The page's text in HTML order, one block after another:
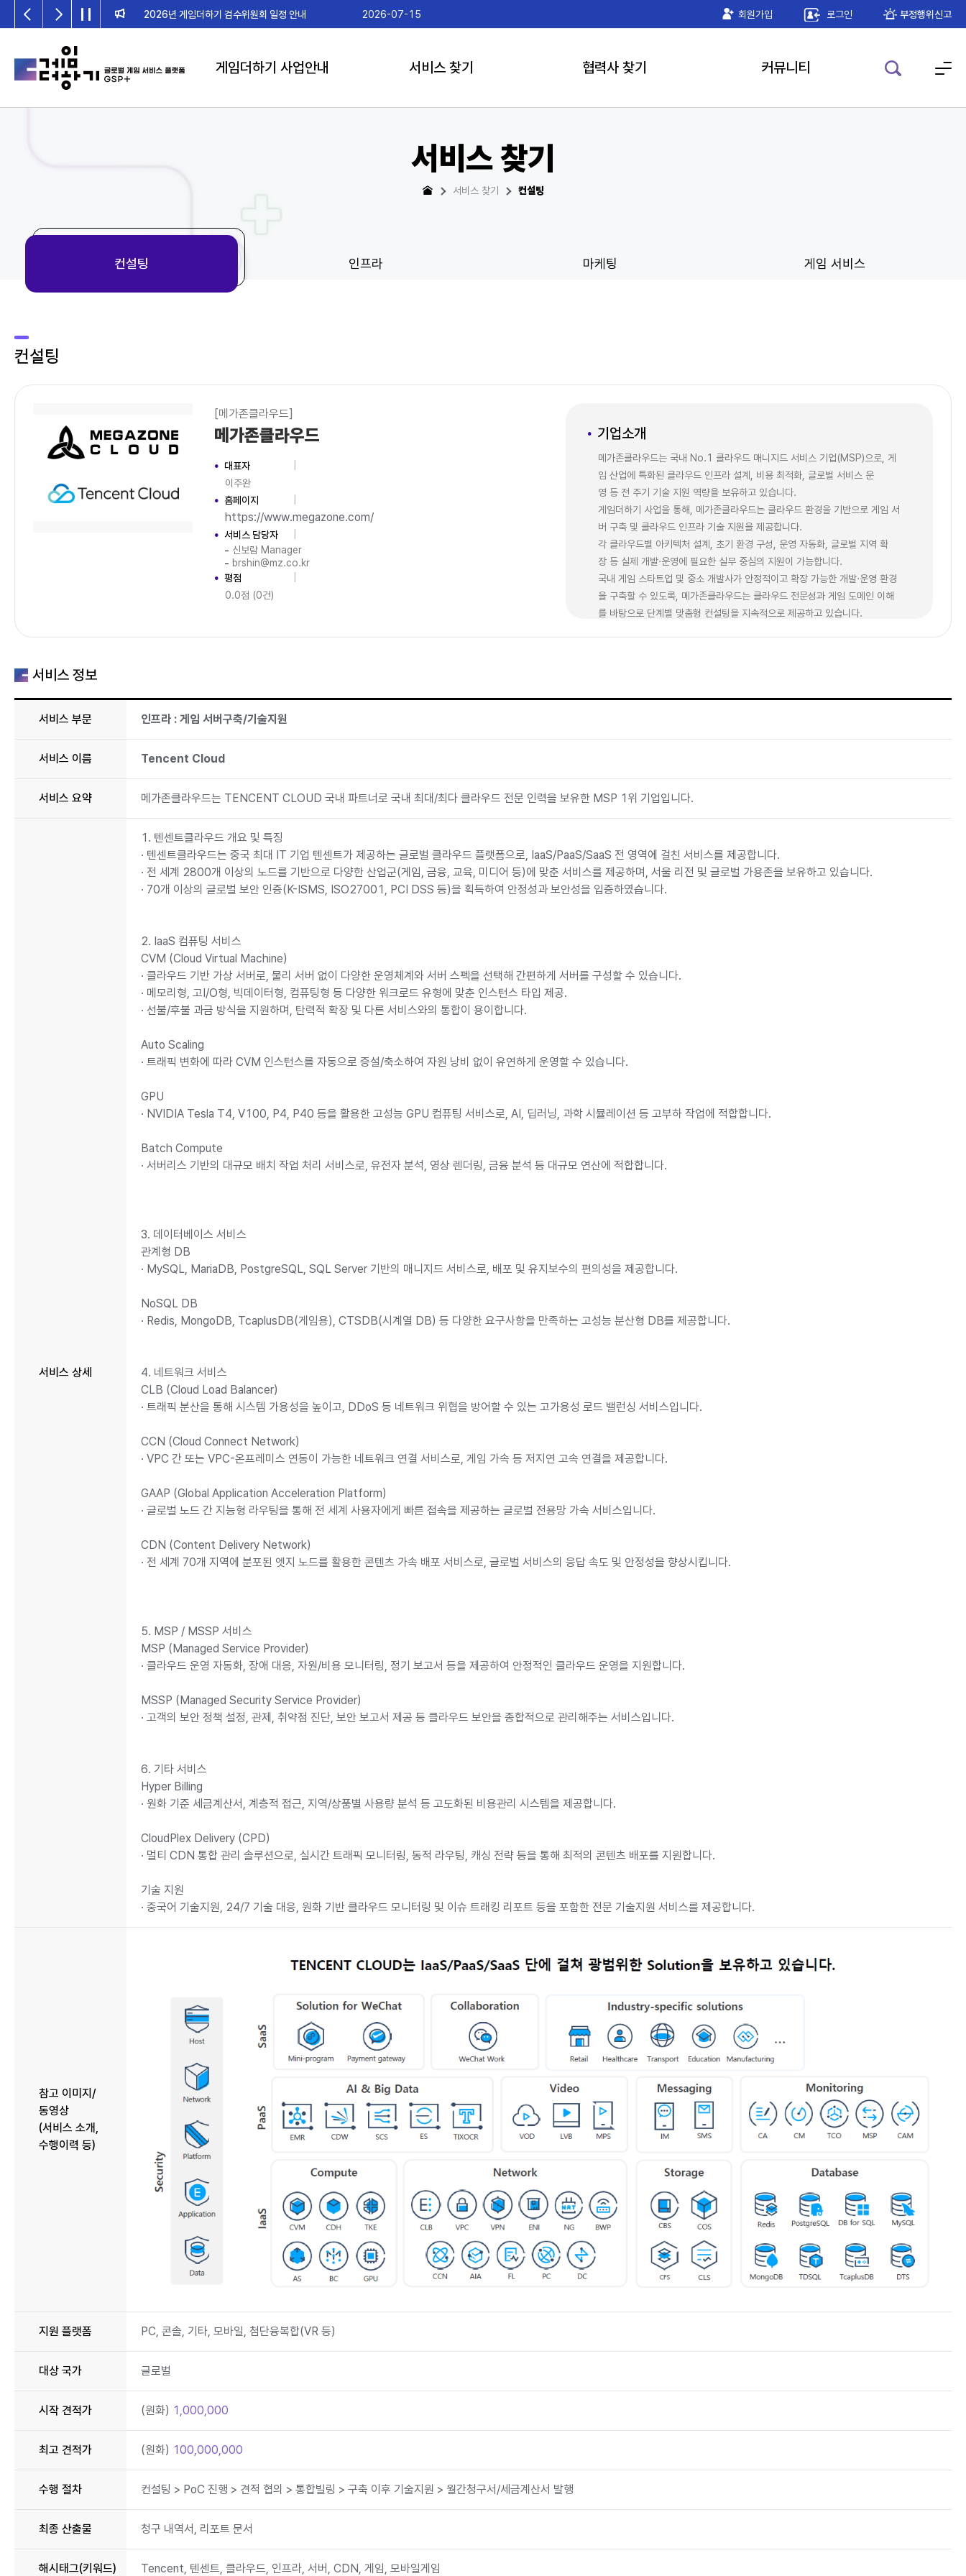
2026년 게임더하기 검수위원회 일정 안내 2026-07-15 게임더하기 공인인증 모듈 안내 2026-05-22
회원가입 로그인 부정행위신고
게임더하기 사업안내 서비스 찾기 협력사 찾기 커뮤니티
서비스 찾기
서비스 찾기 컨설팅
컨설팅 인프라 마케팅 게임 서비스
컨설팅
[메가존클라우드]
메가존클라우드
대표자
이주완
홈페이지
https://www.megazone.com/
서비스 담당자
신보람 Manager
brshin@mz.co.kr
평점
0.0점 (0건)
기업소개
메가존클라우드는 국내 No.1 클라우드 매니지드 서비스 기업(MSP)으로, 게
임 산업에 특화된 클라우드 인프라 설계, 비용 최적화, 글로벌 서비스 운
영 등 전 주기 기술 지원 역량을 보유하고 있습니다.
게임더하기 사업을 통해, 메가존클라우드는 클라우드 환경을 기반으로 게임 서
버 구축 및 클라우드 인프라 기술 지원을 제공합니다.
각 클라우드별 아키텍처 설계, 초기 환경 구성, 운영 자동화, 글로벌 지역 확
장 등 실제 개발·운영에 필요한 실무 중심의 지원이 가능합니다.
국내 게임 스타트업 및 중소 개발사가 안정적이고 확장 가능한 개발·운영 환경
을 구축할 수 있도록, 메가존클라우드는 클라우드 전문성과 게임 도메인 이해
를 바탕으로 단계별 맞춤형 컨설팅을 지속적으로 제공하고 있습니다.
서비스 정보
서비스 부문 인프라 : 게임 서버구축/기술지원
서비스 이름 Tencent Cloud
서비스 요약 메가존클라우드는 TENCENT CLOUD 국내 파트너로 국내 최대/최다 클라우드 전문 인력을 보유한 MSP 1위 기업입니다.
서비스 상세
1. 텐센트클라우드 개요 및 특징
· 텐센트클라우드는 중국 최대 IT 기업 텐센트가 제공하는 글로벌 클라우드 플랫폼으로, IaaS/PaaS/SaaS 전 영역에 걸친 서비스를 제공합니다.
· 전 세계 2800개 이상의 노드를 기반으로 다양한 산업군(게임, 금융, 교육, 미디어 등)에 맞춘 서비스를 제공하며, 서울 리전 및 글로벌 가용존을 보유하고 있습니다.
· 70개 이상의 글로벌 보안 인증(K-ISMS, ISO27001, PCI DSS 등)을 획득하여 안정성과 보안성을 입증하였습니다.
2. IaaS 컴퓨팅 서비스
CVM (Cloud Virtual Machine)
· 클라우드 기반 가상 서버로, 물리 서버 없이 다양한 운영체계와 서버 스펙을 선택해 간편하게 서버를 구성할 수 있습니다.
· 메모리형, 고I/O형, 빅데이터형, 컴퓨팅형 등 다양한 워크로드 유형에 맞춘 인스턴스 타입 제공.
· 선불/후불 과금 방식을 지원하며, 탄력적 확장 및 다른 서비스와의 통합이 용이합니다.
Auto Scaling
· 트래픽 변화에 따라 CVM 인스턴스를 자동으로 증설/축소하여 자원 낭비 없이 유연하게 운영할 수 있습니다.
GPU
· NVIDIA Tesla T4, V100, P4, P40 등을 활용한 고성능 GPU 컴퓨팅 서비스로, AI, 딥러닝, 과학 시뮬레이션 등 고부하 작업에 적합합니다.
Batch Compute
· 서버리스 기반의 대규모 배치 작업 처리 서비스로, 유전자 분석, 영상 렌더링, 금융 분석 등 대규모 연산에 적합합니다.
3. 데이터베이스 서비스
관계형 DB
· MySQL, MariaDB, PostgreSQL, SQL Server 기반의 매니지드 서비스로, 배포 및 유지보수의 편의성을 제공합니다.
NoSQL DB
· Redis, MongoDB, TcaplusDB(게임용), CTSDB(시계열 DB) 등 다양한 요구사항을 만족하는 고성능 분산형 DB를 제공합니다.
4. 네트워크 서비스
CLB (Cloud Load Balancer)
· 트래픽 분산을 통해 시스템 가용성을 높이고, DDoS 등 네트워크 위협을 방어할 수 있는 고가용성 로드 밸런싱 서비스입니다.
CCN (Cloud Connect Network)
· VPC 간 또는 VPC-온프레미스 연동이 가능한 네트워크 연결 서비스로, 게임 가속 등 저지연 고속 연결을 제공합니다.
GAAP (Global Application Acceleration Platform)
· 글로벌 노드 간 지능형 라우팅을 통해 전 세계 사용자에게 빠른 접속을 제공하는 글로벌 전용망 가속 서비스입니다.
CDN (Content Delivery Network)
· 전 세계 70개 지역에 분포된 엣지 노드를 활용한 콘텐츠 가속 배포 서비스로, 글로벌 서비스의 응답 속도 및 안정성을 향상시킵니다.
5. MSP / MSSP 서비스
MSP (Managed Service Provider)
· 클라우드 운영 자동화, 장애 대응, 자원/비용 모니터링, 정기 보고서 등을 제공하여 안정적인 클라우드 운영을 지원합니다.
MSSP (Managed Security Service Provider)
· 고객의 보안 정책 설정, 관제, 취약점 진단, 보안 보고서 제공 등 클라우드 보안을 종합적으로 관리해주는 서비스입니다.
6. 기타 서비스
Hyper Billing
· 원화 기준 세금계산서, 계층적 접근, 지역/상품별 사용량 분석 등 고도화된 비용관리 시스템을 제공합니다.
CloudPlex Delivery (CPD)
· 멀티 CDN 통합 관리 솔루션으로, 실시간 트래픽 모니터링, 동적 라우팅, 캐싱 전략 등을 통해 최적의 콘텐츠 배포를 지원합니다.
기술 지원
· 중국어 기술지원, 24/7 기술 대응, 원화 기반 클라우드 모니터링 및 이슈 트래킹 리포트 등을 포함한 전문 기술지원 서비스를 제공합니다.
참고 이미지/
동영상
(서비스 소개,
수행이력 등)
지원 플랫폼 PC, 콘솔, 기타, 모바일, 첨단융복합(VR 등)
대상 국가 글로벌
시작 견적가 (원화) 1,000,000
최고 견적가 (원화) 100,000,000
수행 절차 컨설팅 > PoC 진행 > 견적 협의 > 통합빌링 > 구축 이후 기술지원 > 월간청구서/세금계산서 발행
최종 산출물 청구 내역서, 리포트 문서
해시태그(키워드) Tencent, 텐센트, 클라우드, 인프라, 서버, CDN, 게임, 모바일게임